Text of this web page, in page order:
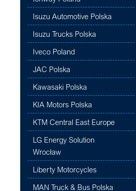
Isuzu Automotive Polska
Isuzu Trucks Polska
Iveco Poland
JAC Polska
Kawasaki Polska
KIA Motors Polska
KTM Central East Europe
LG Energy Solution
Wrocław
Liberty Motorcycles
MAN Truck & Bus Polska